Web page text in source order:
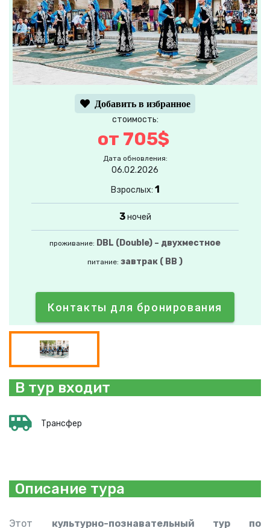
Добавить в избранное
стоимость:
от 705$
Дата обновления:
06.02.2026
Взрослых: 1
3ночей
проживание: DBL (Double) – двухместное
питание: завтрак ( BB )
Контакты для бронирования
В тур входит
Трансфер
Описание тура
Этот культурно-познавательный тур по